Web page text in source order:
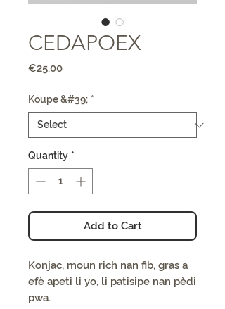
CEDAPOEX
€25.00Price
Koupe &#39; *
Quantity *
Add to Cart
Konjac, moun rich nan fib, gras a
efè apeti li yo, li patisipe nan pèdi
pwa.